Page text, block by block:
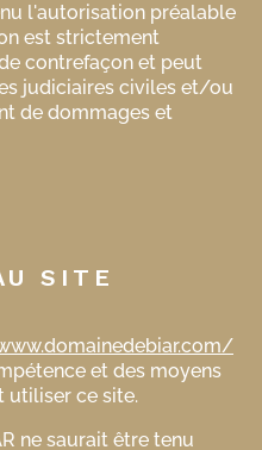
l'autorisation préalable
est strictement
contrefaçon et peut
judiciaires civiles et/ou
de dommages et
SITE
et des moyens
utiliser ce site.
ne saurait être tenu